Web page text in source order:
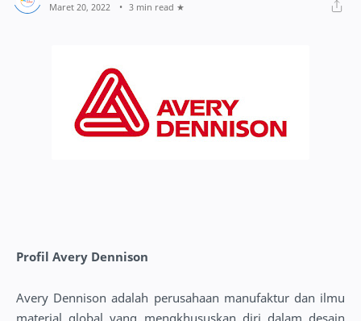
3 min read
Profil Avery Dennison
Avery Dennison adalah perusahaan manufaktur dan ilmu
material global yang mengkhususkan diri dalam desain